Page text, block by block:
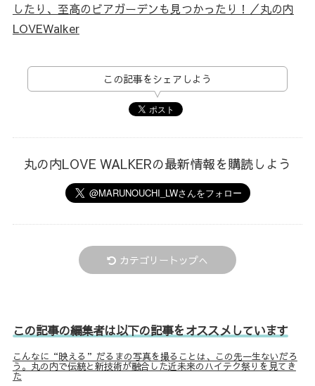
したり、至高のビアガーデンも見つかったり！／丸の内
LOVEWalker
この記事をシェアしよう
丸の内LOVE WALKERの最新情報を購読しよう
カテゴリートップへ
この記事の編集者は以下の記事をオススメしています
こんなに“映える”だるまの写真を撮ることは、この先一生ないだろ
う。丸の内で伝統と新技術が融合した近未来のハイテク祭りを見てき
た